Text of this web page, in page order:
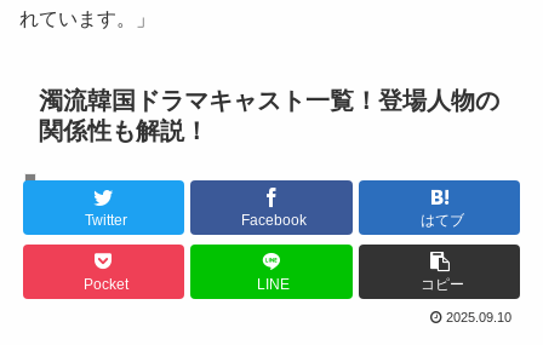
れています。」
濁流韓国ドラマキャスト一覧！登場人物の
関係性も解説！
Twitter Facebook はてブ
Pocket LINE コピー
2025.09.10